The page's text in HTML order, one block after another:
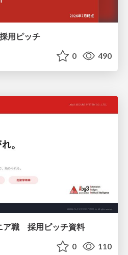
用ピッチ
0 490
ア職 採用ピッチ資料
0 110